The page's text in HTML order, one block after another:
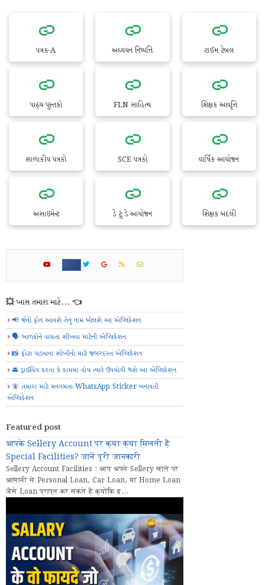
પત્રક-A અધ્યયન નિષ્પત્તિ ટાઈમ ટેબલ
પાઠ્ય પુસ્તકો FLN સાહિત્ય શિક્ષક આવૃત્તિ
શાળાકીય પત્રકો SCE પત્રકો વાર્ષિક આયોજન
અસાઇમેન્ટ ડે ટુ ડે આયોજન શિક્ષક બદલી
💥 ખાસ તમારા માટે... 👈
📢 જેનો ફોન આવશે તેનું નામ બોલશે આ એપ્લિકેશન
🗣️ બાળકોને વાંચતા શીખવા માટેની એપ્લિકેશન
📸 ફોટા પાડવાના શોખીનો માટે જબરદસ્ત એપ્લિકેશન
🚘 ડ્રાઈવિંગ કરતા કે કામમાં હોય ત્યારે ઉપયોગી થશે આ એપ્લિકેશન
🧚 તમારા માટે મનગમતા WhatsApp Sticker બનાવતી
એપ્લિકેશન
Featured post
आपके Sellery Account पर क्या क्या मिलती हैं
Special Facilities? जानें पूरी जानकारी
Sellery Account Facilities : आप अपने Sellery खाते पर
आसानी से Personal Loan, Car Loan, या Home Loan
जैसे Loan प्राप्त कर सकते हैं क्योंकि इ...